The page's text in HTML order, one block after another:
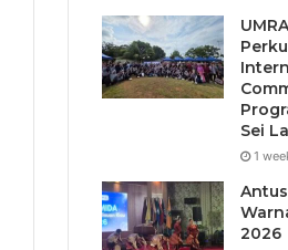
Sei
1
2026